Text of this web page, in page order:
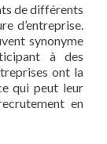
de différents
d’entreprise.
synonyme
à des
ont la
qui peut leur
en